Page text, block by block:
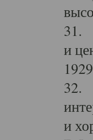
31.
и
32.
и